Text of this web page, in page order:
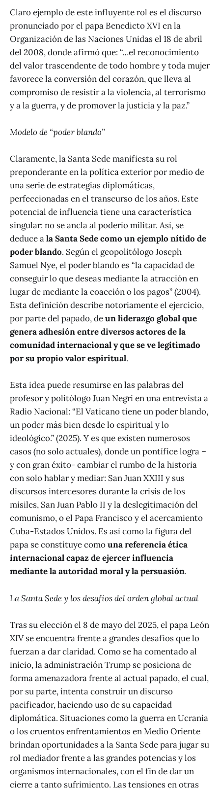
Claro ejemplo de este influyente rol es el discurso
pronunciado por el papa Benedicto XVI en la
Organización de las Naciones Unidas el 18 de abril
del 2008, donde afirmó que: “…el reconocimiento
del valor trascendente de todo hombre y toda mujer
favorece la conversión del corazón, que lleva al
compromiso de resistir a la violencia, al terrorismo
y a la guerra, y de promover la justicia y la paz.”
Modelo de “poder blando”
Claramente, la Santa Sede manifiesta su rol
preponderante en la política exterior por medio de
una serie de estrategias diplomáticas,
perfeccionadas en el transcurso de los años. Este
potencial de influencia tiene una característica
singular: no se ancla al poderío militar. Así, se
deduce ala Santa Sede como un ejemplo nítido de
poder blando. Según el geopolitólogo Joseph
Samuel Nye, el poder blando es “la capacidad de
conseguir lo que deseas mediante la atracción en
lugar de mediante la coacción o los pagos” (2004).
Esta definición describe notoriamente el ejercicio,
por parte del papado, deun liderazgo global que
genera adhesión entre diversos actores de la
comunidad internacional y que se ve legitimado
por su propio valor espiritual.
Esta idea puede resumirse en las palabras del
profesor y politólogo Juan Negri en una entrevista a
Radio Nacional: “El Vaticano tiene un poder blando,
un poder más bien desde lo espiritual y lo
ideológico.” (2025). Y es que existen numerosos
casos (no solo actuales), donde un pontífice logra –
y con gran éxito- cambiar el rumbo de la historia
con solo hablar y mediar: San Juan XXIII y sus
discursos intercesores durante la crisis de los
misiles, San Juan Pablo II y la deslegitimación del
comunismo, o el Papa Francisco y el acercamiento
Cuba-Estados Unidos. Es así como la figura del
papa se constituye comouna referencia ética
internacional capaz de ejercer influencia
mediante la autoridad moral y la persuasión.
La Santa Sede y los desafíos del orden global actual
Tras su elección el 8 de mayo del 2025, el papa León
XIV se encuentra frente a grandes desafíos que lo
fuerzan a dar claridad. Como se ha comentado al
inicio, la administración Trump se posiciona de
forma amenazadora frente al actual papado, el cual,
por su parte, intenta construir un discurso
pacificador, haciendo uso de su capacidad
diplomática. Situaciones como la guerra en Ucrania
o los cruentos enfrentamientos en Medio Oriente
brindan oportunidades a la Santa Sede para jugar su
rol mediador frente a las grandes potencias y los
organismos internacionales, con el fin de dar un
cierre a tanto sufrimiento. Las tensiones en otras